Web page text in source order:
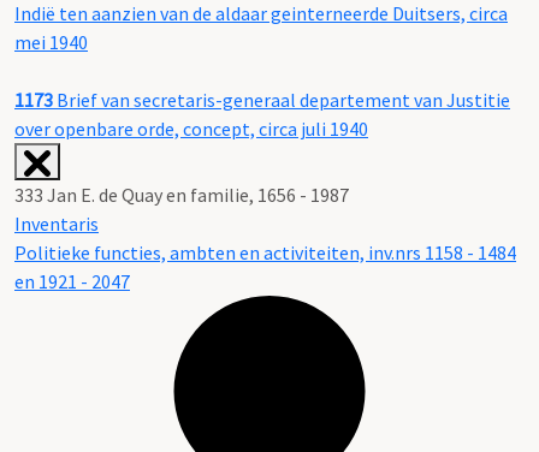
Indië ten aanzien van de aldaar geinterneerde Duitsers, circa
mei 1940
1173 Brief van secretaris-generaal departement van Justitie
over openbare orde, concept, circa juli 1940
333 Jan E. de Quay en familie, 1656 - 1987
Inventaris
Politieke functies, ambten en activiteiten, inv.nrs 1158 - 1484
en 1921 - 2047